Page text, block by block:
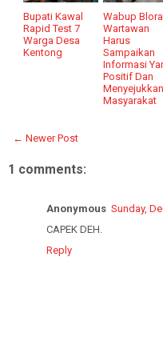
Bupati Kawal
Rapid Test 7
Warga Desa
Kentong
Wabup
Wartawan
Harus
Sampaikan
Informasi
Positif Dan
Menyejukkan
Masyarakat
← Newer Post
1 comments:
Anonymous Sunday,
CAPEK DEH.
Reply